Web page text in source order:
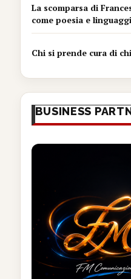
La scomparsa di
come poesia e
Chi si prende cura di
BUSINESS